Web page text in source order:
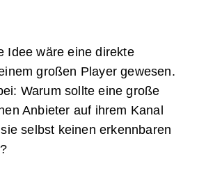
Idee wäre eine direkte
großen Player gewesen.
Warum sollte eine große
Anbieter auf ihrem Kanal
selbst keinen erkennbaren